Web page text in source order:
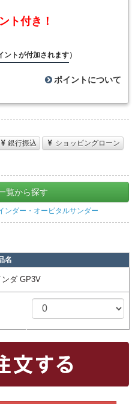
ト付き！
ントが付加されます）
ポイントについて
銀行振込
ショッピングローン
覧から探す
ンダー・オービタルサンダー
名
ダ GP3V